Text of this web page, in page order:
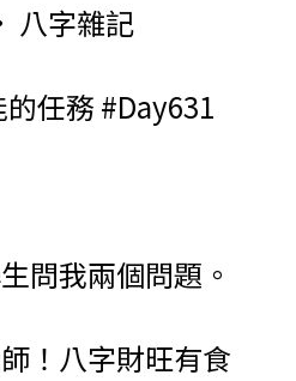
完整典藏版
八字雜記
任務 #Day631
問我兩個問題。
！八字財旺有食